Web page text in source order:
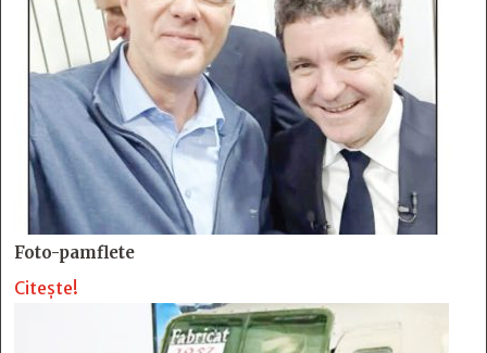
Foto-pamflete
Citește!